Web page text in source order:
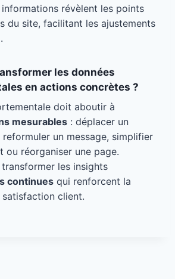
informations révèlent les points
du site, facilitant les ajustements
les données
en actions concrètes ?
doit aboutir à
mesurables : déplacer un
reformuler un message, simplifier
ou réorganiser une page.
transformer les insights
continues qui renforcent la
client.